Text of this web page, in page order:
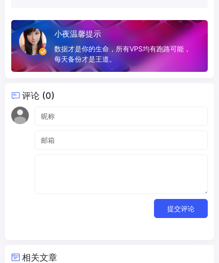
小夜温馨提示
数据才是你的生命，所有VPS均有跑路可能，
每天备份才是王道。
评论 (0)
提交评论
相关文章